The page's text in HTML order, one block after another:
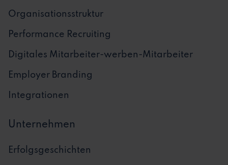
Organisationsstruktur
Performance Recruiting
Digitales Mitarbeiter-werben-Mitarbeiter
Employer Branding
Integrationen
Unternehmen
Erfolgsgeschichten